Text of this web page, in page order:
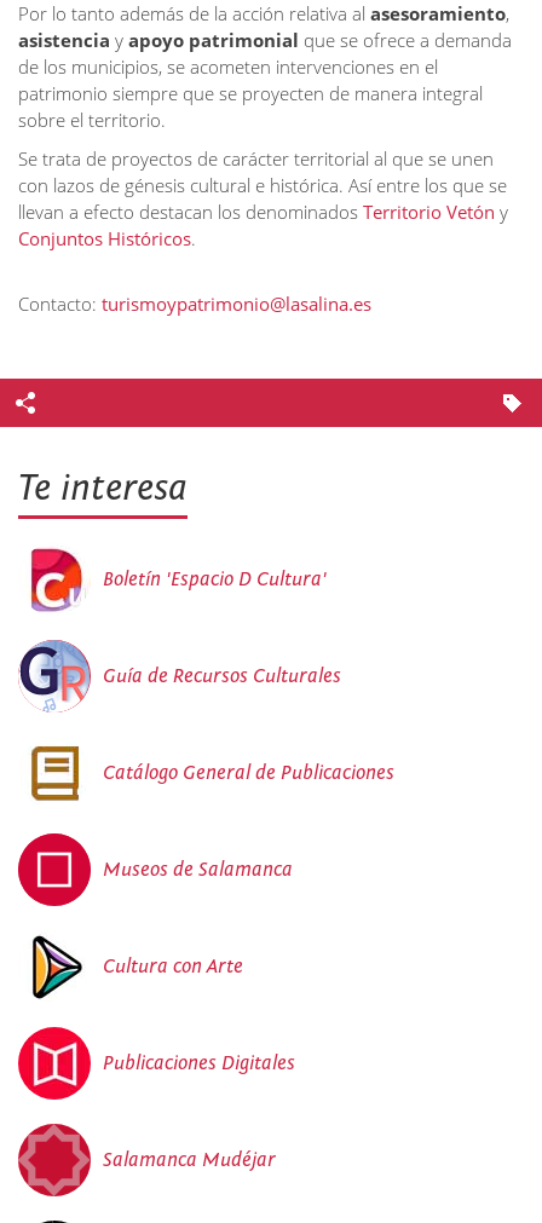
Por lo tanto además de la acción relativa al asesoramiento,
asistencia yapoyo patrimonial que se ofrece a demanda
de los municipios, se acometen intervenciones en el
patrimonio siempre que se proyecten de manera integral
sobre el territorio.
Se trata de proyectos de carácter territorial al que se unen
con lazos de génesis cultural e histórica. Así entre los que se
llevan a efecto destacan los denominadosTerritorio Vetón y
Conjuntos Históricos.
Contacto: turismoypatrimonio@lasalina.es
Te interesa
Boletín 'Espacio D Cultura'
Guía de Recursos Culturales
Catálogo General de Publicaciones
Museos de Salamanca
Cultura con Arte
Publicaciones Digitales
Salamanca Mudéjar